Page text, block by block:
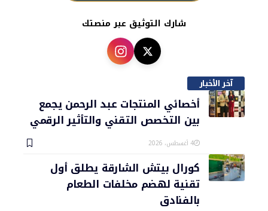
شارك التوثيق عبر منصتك
آخر الأخبار
أخصائي المنتجات عبد الرحمن يجمع
بين التخصص التقني والتأثير الرقمي
4 أغسطس، 2026
كورال بيتش الشارقة يطلق أول
تقنية لهضم مخلفات الطعام
بالفنادق